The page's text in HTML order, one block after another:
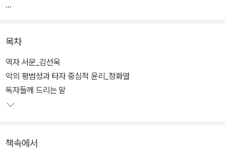
모습을 까발리려고 아이히만이 재판받는 모습을 전 세계에 공개했지
만, 아이히만은 지극히 평범한 사람이었다. 그를 진찰한 정신과 의사
여섯 명에 따르면 아이히만은 “정상일 뿐만 아니라 바람직한 상태”였
다.
사고 없이 주어진 상황에 따른다면 결과는 끔찍한 재앙일 수 있다”고
목차
역자 서문_김선욱
악의 평범성과 타자 중심적 윤리_정화열
독자들께 드리는 말
책속에서